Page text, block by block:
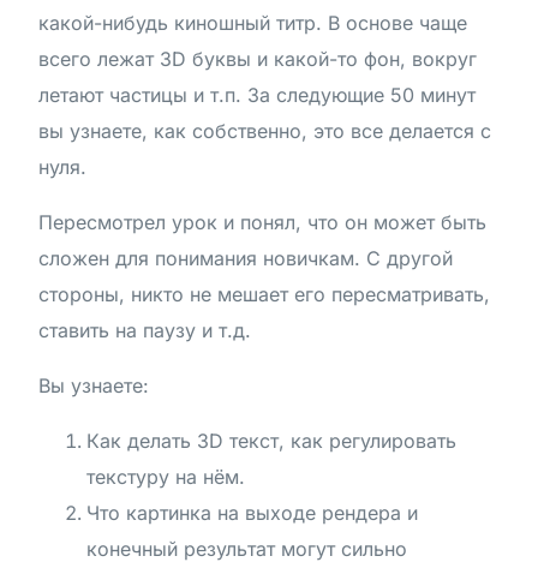
какой-нибудь киношный титр. В основе чаще
всего лежат 3D буквы и какой-то фон, вокруг
летают частицы и т.п. За следующие 50 минут
вы узнаете, как собственно, это все делается с
нуля.
Пересмотрел урок и понял, что он может быть
сложен для понимания новичкам. С другой
стороны, никто не мешает его пересматривать,
ставить на паузу и т.д.
Вы узнаете:
Как делать 3D текст, как регулировать
текстуру на нём.
Что картинка на выходе рендера и
конечный результат могут сильно